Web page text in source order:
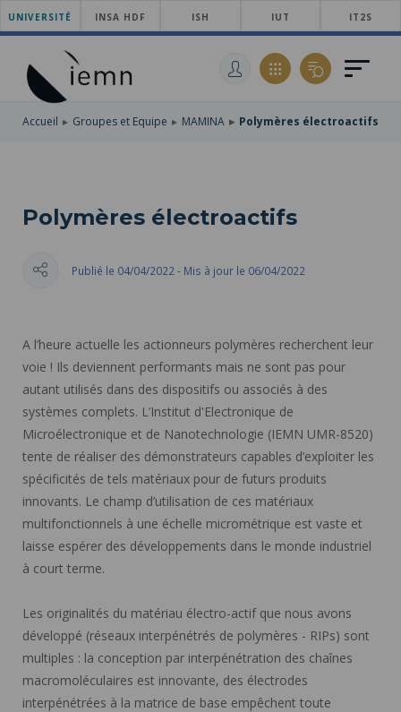
ACCÉDER
AU
PRINCIPAL
ALLER
CONTENU
PRINCIPAL
ACCÉDER
À
RECHERCHE
UNIVERSITÉ INSA HDF ISH IUT IT2S
Accueil Groupes et Equipe MAMINA Polymères électroactifs
Polymères électroactifs
Publié le 04/04/2022 - Mis à jour le 06/04/2022
A l’heure actuelle les actionneurs polymères recherchent leur
voie ! Ils deviennent performants mais ne sont pas pour
autant utilisés dans des dispositifs ou associés à des
systèmes complets. L’Institut d'Electronique de
Microélectronique et de Nanotechnologie (IEMN UMR-8520)
tente de réaliser des démonstrateurs capables d’exploiter les
spécificités de tels matériaux pour de futurs produits
innovants. Le champ d’utilisation de ces matériaux
multifonctionnels à une échelle micrométrique est vaste et
laisse espérer des développements dans le monde industriel
à court terme.
Les originalités du matériau électro-actif que nous avons
développé (réseaux interpénétrés de polymères - RIPs) sont
multiples : la conception par interpénétration des chaînes
macromoléculaires est innovante, des électrodes
interpénétrées à la matrice de base empêchent toute